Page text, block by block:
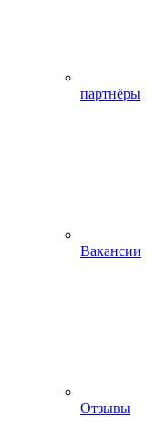
партнёры
Вакансии
Отзывы